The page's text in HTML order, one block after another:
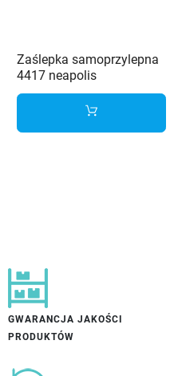
Zaślepka samoprzylepna
4417 neapolis
czekoladowy ov
GWARANCJA JAKOŚCI
PRODUKTÓW